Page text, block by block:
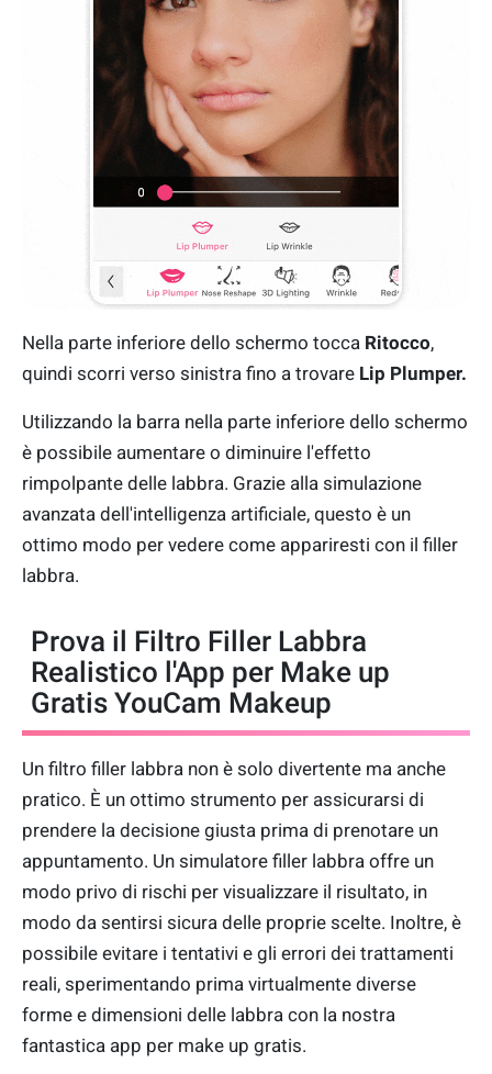
Nella parte inferiore dello schermo tocca Ritocco,
quindi scorri verso sinistra fino a trovare Lip Plumper.
Utilizzando la barra nella parte inferiore dello schermo
è possibile aumentare o diminuire l'effetto
rimpolpante delle labbra. Grazie alla simulazione
avanzata dell'intelligenza artificiale, questo è un
ottimo modo per vedere come appariresti con il filler
labbra.
Prova il Filtro Filler Labbra
Realistico l'App per Make up
Gratis YouCam Makeup
Un filtro filler labbra non è solo divertente ma anche
pratico. È un ottimo strumento per assicurarsi di
prendere la decisione giusta prima di prenotare un
appuntamento. Un simulatore filler labbra offre un
modo privo di rischi per visualizzare il risultato, in
modo da sentirsi sicura delle proprie scelte. Inoltre, è
possibile evitare i tentativi e gli errori dei trattamenti
reali, sperimentando prima virtualmente diverse
forme e dimensioni delle labbra con la nostra
fantastica app per make up gratis.